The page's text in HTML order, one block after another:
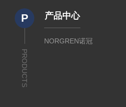
P
PRODUCTS
产品中心
NORGREN诺冠